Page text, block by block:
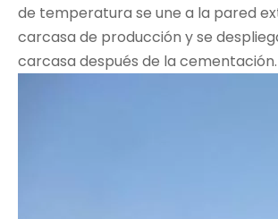
de temperatura se une a la pared
carcasa de producción y se
carcasa después de la cementación.